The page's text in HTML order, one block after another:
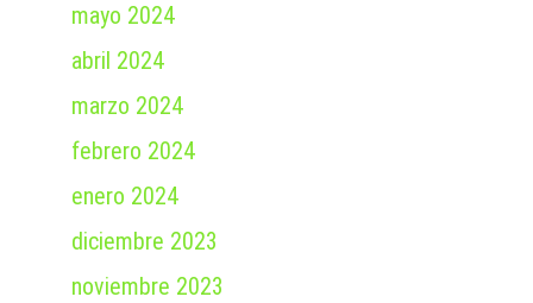
mayo 2024
abril 2024
marzo 2024
febrero 2024
enero 2024
diciembre 2023
noviembre 2023